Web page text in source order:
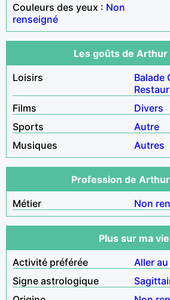
Couleurs des yeux : Non
renseigné
Les goûts de Arthur
Loisirs
Balade
Films
Divers
Sports
Autre
Musiques
Autres
Profession de
Métier
Non
Plus sur ma vie
Activité préférée
Aller
Signe astrologique